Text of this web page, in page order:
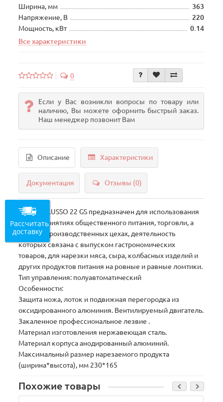
Ширина, мм
363
Напряжение, В
220
Мощность, кВт
0.14
Все характеристики
0
Если у Вас возникли вопросы по товару или
наличию, Вы можете оформить быстрый заказ.
Наш менеджер позвонит Вам
Описание Характеристики
Документация Отзывы (0)
Слайсер LUSSO 22 GS предназначен для использования
на предприятиях общественного питания, торговли, а
также в производственных цехах, деятельность
которых связана с выпуском гастрономических
товаров, для нарезки мяса, сыра, колбасных изделий и
других продуктов питания на ровные и равные ломтики.
Тип управления: полуавтоматический
Особенности:
Защита ножа, лоток и подвижная перегородка из
оксидированного алюминия. Вентилируемый двигатель.
Закаленное профессиональное лезвие .
Материал изготовления нержавеющая сталь.
Материал корпуса анодированный алюминий.
Максимальный размер нарезаемого продукта
(ширина*высота), мм 230*165
Похожие товары
Рассчитать
доставку